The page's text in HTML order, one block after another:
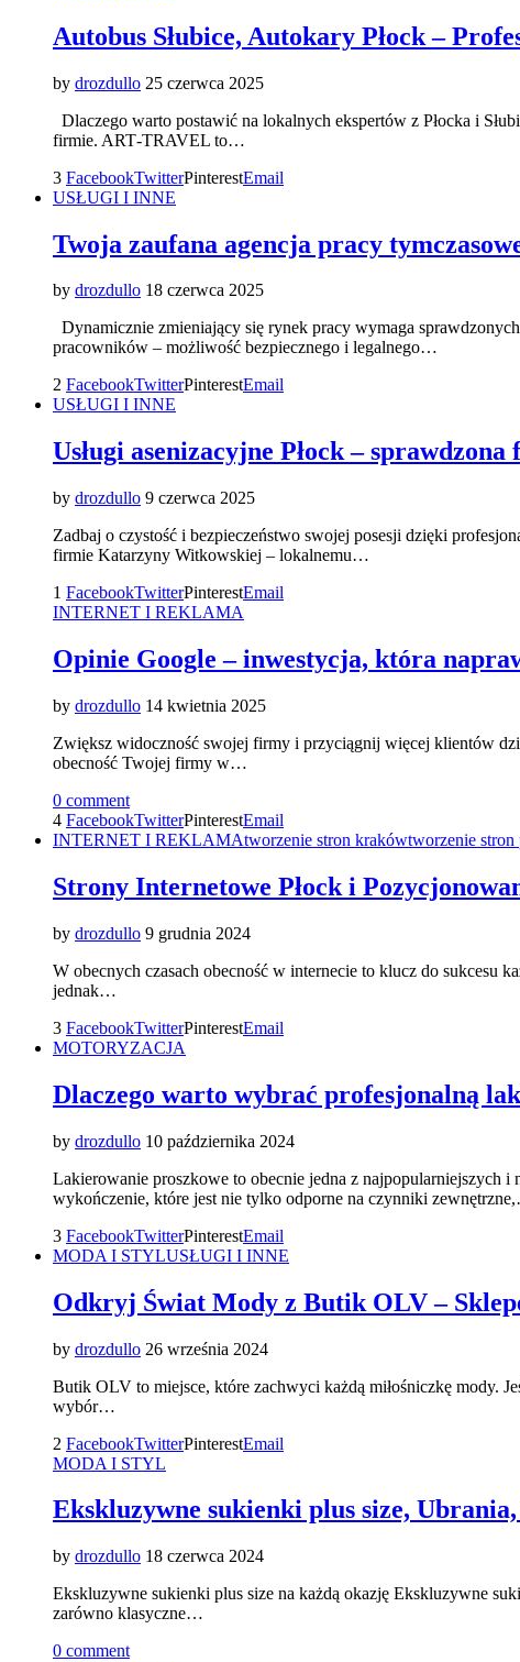
Autobus Słubice, Autokary Płock –
by drozdullo 25 czerwca 2025
Dlaczego warto postawić na lokalnych ekspertów z Płocka i
firmie. ART‐TRAVEL to…
3 FacebookTwitterPinterestEmail
USŁUGI I INNE
Twoja zaufana agencja pracy
by drozdullo 18 czerwca 2025
Dynamicznie zmieniający się rynek pracy wymaga
pracowników – możliwość bezpiecznego i legalnego…
2 FacebookTwitterPinterestEmail
USŁUGI I INNE
Usługi asenizacyjne Płock –
by drozdullo 9 czerwca 2025
Zadbaj o czystość i bezpieczeństwo swojej posesji dzięki
firmie Katarzyny Witkowskiej – lokalnemu…
1 FacebookTwitterPinterestEmail
INTERNET I REKLAMA
Opinie Google – inwestycja, która
by drozdullo 14 kwietnia 2025
Zwiększ widoczność swojej firmy i przyciągnij więcej klientów
obecność Twojej firmy w…
0 comment
4 FacebookTwitterPinterestEmail
INTERNET I REKLAMAtworzenie stron krakówtworzenie stron
Strony Internetowe Płock i
by drozdullo 9 grudnia 2024
W obecnych czasach obecność w internecie to klucz do sukcesu
jednak…
3 FacebookTwitterPinterestEmail
MOTORYZACJA
Dlaczego warto wybrać profesjonalną
by drozdullo 10 października 2024
Lakierowanie proszkowe to obecnie jedna z najpopularniejszych
wykończenie, które jest nie tylko odporne na czynniki
3 FacebookTwitterPinterestEmail
MODA I STYLUSŁUGI I INNE
Odkryj Świat Mody z Butik OLV –
by drozdullo 26 września 2024
Butik OLV to miejsce, które zachwyci każdą miłośniczkę mody.
wybór…
2 FacebookTwitterPinterestEmail
MODA I STYL
Ekskluzywne sukienki plus size, Ubrania,
by drozdullo 18 czerwca 2024
Ekskluzywne sukienki plus size na każdą okazję Ekskluzywne
zarówno klasyczne…
0 comment